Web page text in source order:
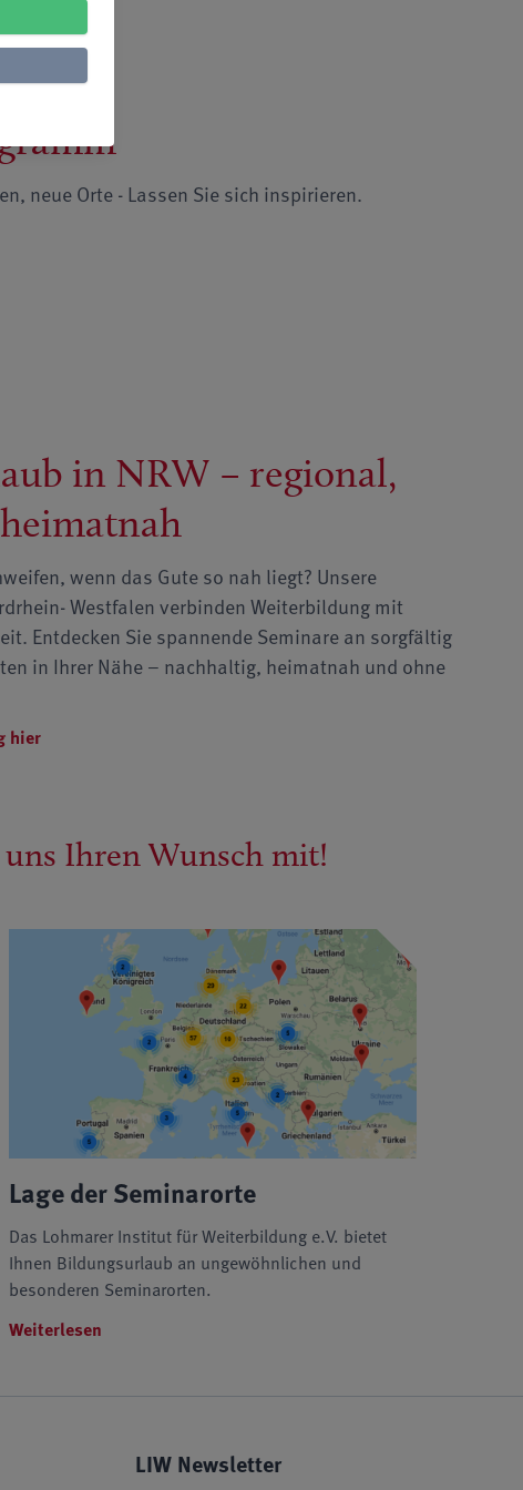
neue Orte - Lassen Sie sich inspirieren.
in NRW – regional,
wenn das Gute so nah liegt? Unsere
Westfalen verbinden Weiterbildung mit
Entdecken Sie spannende Seminare an sorgfältig
in Ihrer Nähe – nachhaltig, heimatnah und ohne
hier
uns Ihren Wunsch mit!
Lage der Seminarorte
Das Lohmarer Institut für Weiterbildung e.V. bietet
Ihnen Bildungsurlaub an ungewöhnlichen und
besonderen Seminarorten.
Weiterlesen
LIW Newsletter